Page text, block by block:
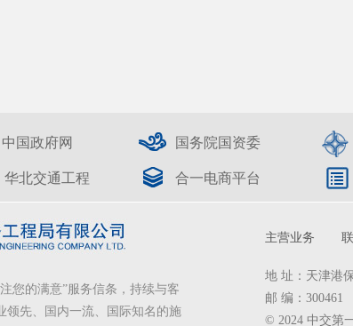
中国政府网 国务院国资委
华北交通工程 合一电商平台
您的满意”服务信条，持续与客
领先、国内一流、国际知名的施
主营业务
地 址：天津港
邮 编：300461
© 2024 中交第